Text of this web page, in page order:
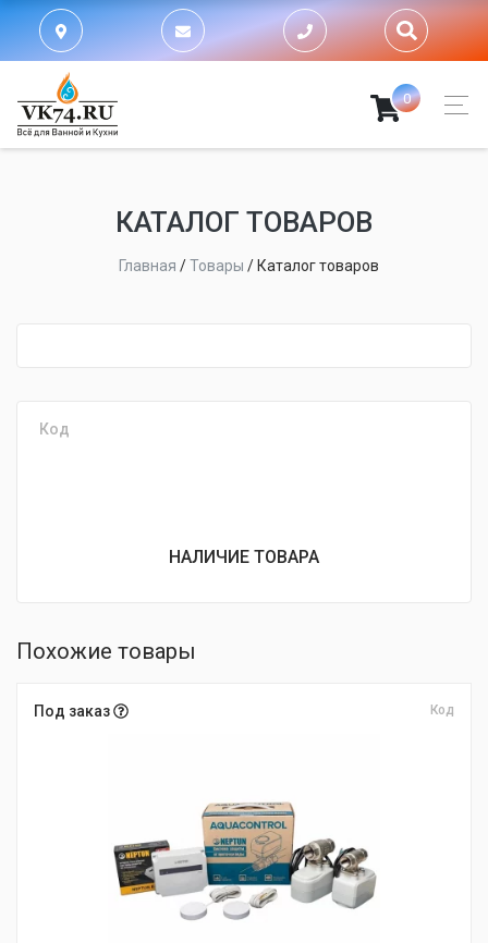
0
КАТАЛОГ ТОВАРОВ
Главная /Товары / Каталог товаров
Код
НАЛИЧИЕ ТОВАРА
Похожие товары
Под заказ Код